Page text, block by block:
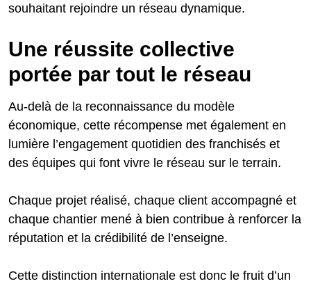
souhaitant rejoindre un réseau dynamique.
Une réussite collective
portée par tout le réseau
Au-delà de la reconnaissance du modèle
économique, cette récompense met également en
lumière l’engagement quotidien des franchisés et
des équipes qui font vivre le réseau sur le terrain.
Chaque projet réalisé, chaque client accompagné et
chaque chantier mené à bien contribue à renforcer la
réputation et la crédibilité de l’enseigne.
Cette distinction internationale est donc le fruit d’un